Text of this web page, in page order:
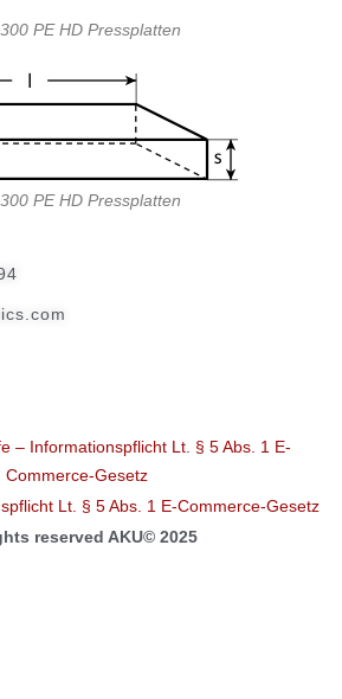
PE HD Pressplatten
PE HD Pressplatten
– Informationspflicht Lt. § 5 Abs. 1 E-
Commerce-Gesetz
Lt. § 5 Abs. 1 E-Commerce-Gesetz
reserved AKU© 2025